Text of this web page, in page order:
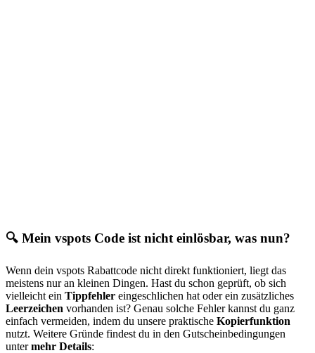
🔍 Mein vspots Code ist nicht einlösbar, was nun?
Wenn dein vspots Rabattcode nicht direkt funktioniert, liegt das
meistens nur an kleinen Dingen. Hast du schon geprüft, ob sich
vielleicht ein Tippfehler eingeschlichen hat oder ein zusätzliches
Leerzeichen vorhanden ist? Genau solche Fehler kannst du ganz
einfach vermeiden, indem du unsere praktische Kopierfunktion
nutzt. Weitere Gründe findest du in den Gutscheinbedingungen
untermehr Details: